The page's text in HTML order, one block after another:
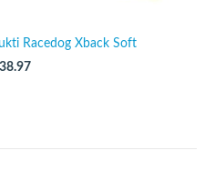
Racedog Xback Soft